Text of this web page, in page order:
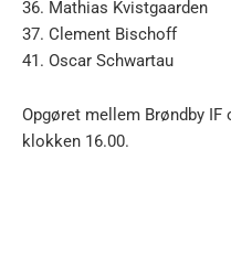
36. Mathias Kvistgaarden
37. Clement Bischoff
41. Oscar Schwartau
Opgøret mellem Brøndby
klokken 16.00.